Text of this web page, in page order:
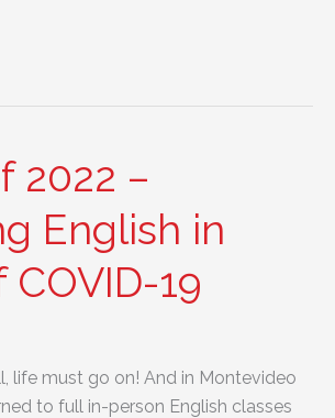
2022 –
English in
19
life must go on! And in Montevideo
to full in-person English classes